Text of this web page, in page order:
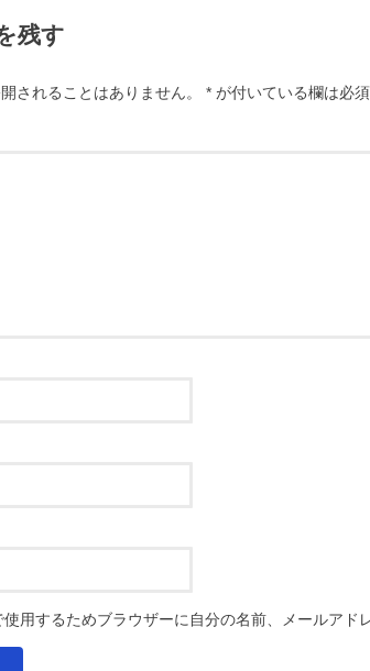
残す
されることはありません。 * が付いている欄は必
用するためブラウザーに自分の名前、メールアド